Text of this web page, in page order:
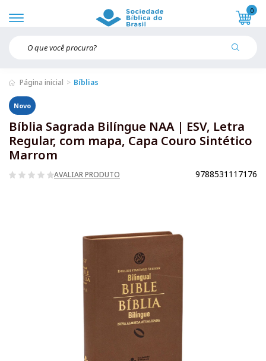
0
Página inicial Bíblias
Novo
Bíblia Sagrada Bilíngue NAA | ESV, Letra
Regular, com mapa, Capa Couro Sintético
Marrom
AVALIAR PRODUTO 9788531117176